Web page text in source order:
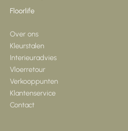
Floorlife
Over ons
Kleurstalen
Interieuradvies
Vloerretour
Verkooppunten
Klantenservice
Contact